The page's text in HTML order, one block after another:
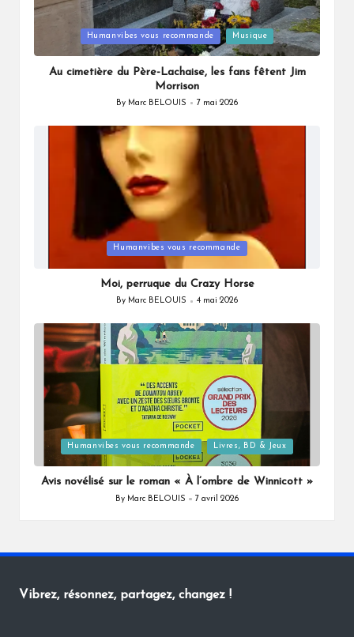
Humanvibes vous recommande Musique
Au cimetière du Père-Lachaise, les fans fêtent Jim
Morrison
Posted
By Marc BELOUIS 7 mai 2026
Humanvibes vous recommande
Moi, perruque du Crazy Horse
Posted
By Marc BELOUIS 4 mai 2026
Posted
in
Humanvibes vous recommande Livres, BD & Jeux
Avis novélisé sur le roman « À l’ombre de Winnicott »
Posted
By Marc BELOUIS 7 avril 2026
Vibrez, résonnez, partagez, changez !